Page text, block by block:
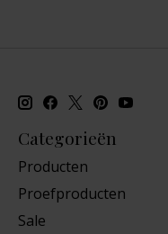
Categorieën
Producten
Proefproducten
Sale